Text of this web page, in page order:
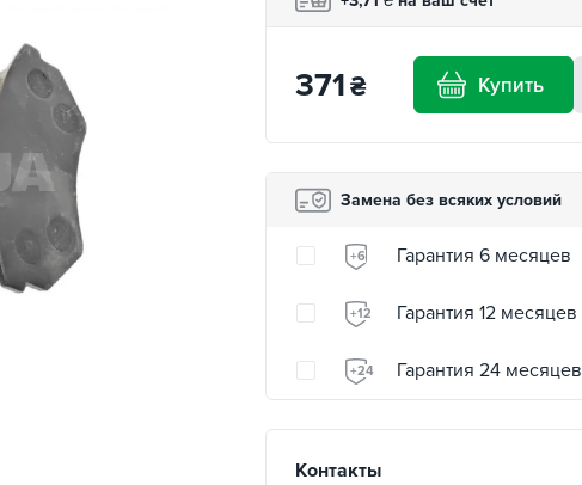
371₴ Купить
Замена без всяких условий
+6 Гарантия 6 месяцев
+12 Гарантия 12 месяцев
+24 Гарантия 24 месяцев
Контакты